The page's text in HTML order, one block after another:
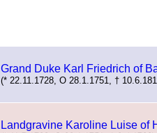
Grand Duke Karl Friedrich of
(* 22.11.1728, O 28.1.1751, †
Landgravine Karoline Luise of